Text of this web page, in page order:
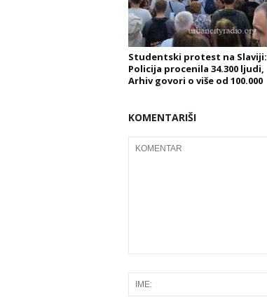
Studentski protest na Slaviji:
Policija procenila 34.300 ljudi,
Arhiv govori o više od 100.000
KOMENTARIŠI